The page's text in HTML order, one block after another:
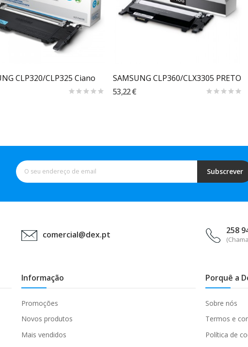
Carrinho
CLP320/CLP325 Ciano
SAMSUNG CLP360/CLX3305 PRETO
53,22 €
Subscrever
comercial@dex.pt 258
Informação
Promoções
Novos produtos
Mais vendidos
Porquê a
Sobre nós
Termos e
Política de